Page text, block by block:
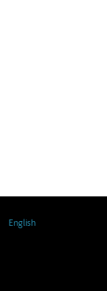
English